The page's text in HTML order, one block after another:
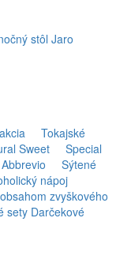
stôl Jaro
Tokajské
Sweet
Special
Sýtené
nápoj
zvyškového
sety Darčekové